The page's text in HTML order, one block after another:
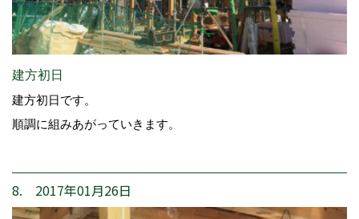
建方初日
建方初日です。
順調に組みあがっていきます。
8. 2017年01月26日